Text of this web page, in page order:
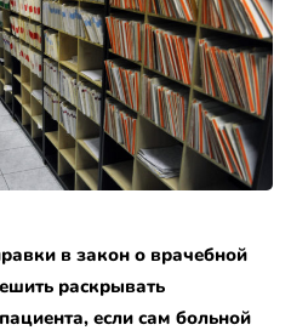
в закон о врачебной
раскрывать
если сам больной